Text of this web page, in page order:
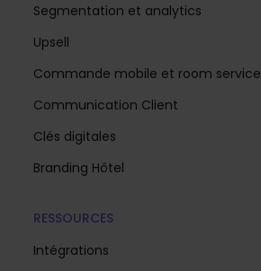
Segmentation et analytics
Upsell
Commande mobile et room service
Communication Client
Clés digitales
Branding Hôtel
RESSOURCES
Intégrations